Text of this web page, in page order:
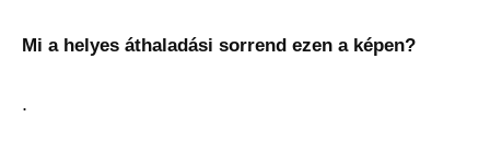
Mi a helyes áthaladási sorrend ezen a képen?
.